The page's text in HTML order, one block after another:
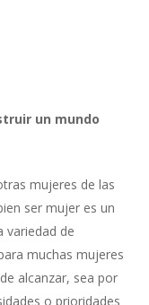
un mundo
mujeres de las
ser mujer es un
variedad de
muchas mujeres
alcanzar, sea por
o prioridades